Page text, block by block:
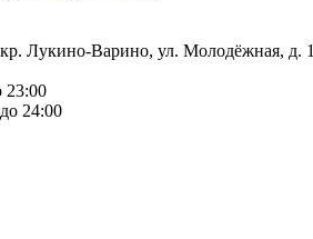
Лукино-Варино, ул. Молодёжная, д. 1
23:00
24:00